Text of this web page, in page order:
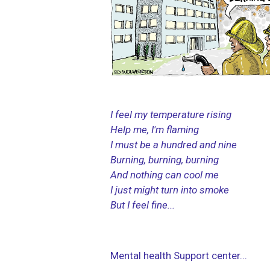
I feel my temperature rising
Help me, I'm flaming
I must be a hundred and nine
Burning, burning, burning
And nothing can cool me
I just might turn into smoke
But I feel fine...
Mental health Support center...